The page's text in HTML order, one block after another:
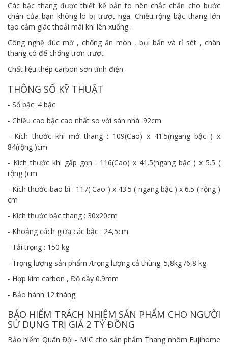
Các bậc thang được thiết kế bản to nên chắc chắn cho bước
chân của bạn không lo bị trượt ngã. Chiều rộng bậc thang lớn
tạo cảm giác thoải mái khi lên xuống .
Công nghệ đúc mờ , chống ăn mòn , bụi bẩn và rỉ sét , chân
thang có đế chống trơn trượt
Chất liệu thép carbon sơn tĩnh điện
THÔNG SỐ KỸ THUẬT
- Số bậc: 4 bậc
- Chiều cao bậc cao nhất so với sàn nhà: 92cm
- Kích thước khi mở thang : 109(Cao) x 41.5(ngang bậc ) x
84(rộng )cm
- Kích thước khi gấp gọn : 116(Cao) x 41.5(ngang bậc ) x 5.5 (
rộng )cm
- Kích thước bao bì : 117( Cao ) x 43.5 ( ngang bậc ) x 6.5 ( rộng )
cm
- Kích thước bậc thang : 30x20cm
- Khoảng cách giữa các bậc : 24,5cm
- Tải trọng : 150 kg
- Trọng lượng sản phẩm /trọng lượng cả thùng: 5,8kg /6,8 kg
- Hợp kim carbon , Độ dầy 0.9mm
- Bảo hành 12 tháng
BẢO HIỂM TRÁCH NHIỆM SẢN PHẨM CHO NGƯỜI
SỬ DỤNG TRỊ GIÁ 2 TỶ ĐỒNG
Bảo hiểm Quân Đội - MIC cho sản phẩm Thang nhôm Fujihome